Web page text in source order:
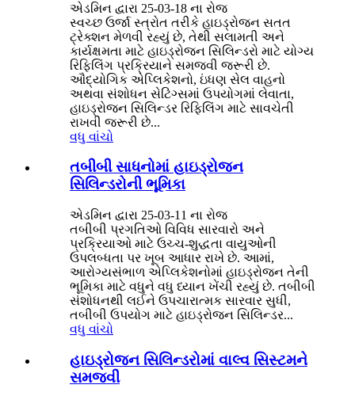
એડમિન દ્વારા 25-03-18 ના રોજ
સ્વચ્છ ઉર્જા સ્ત્રોત તરીકે હાઇડ્રોજન સતત
ટ્રેક્શન મેળવી રહ્યું છે, તેથી સલામતી અને
કાર્યક્ષમતા માટે હાઇડ્રોજન સિલિન્ડરો માટે યોગ્ય
રિફિલિંગ પ્રક્રિયાને સમજવી જરૂરી છે.
ઔદ્યોગિક એપ્લિકેશનો, ઇંધણ સેલ વાહનો
અથવા સંશોધન સેટિંગ્સમાં ઉપયોગમાં લેવાતા,
હાઇડ્રોજન સિલિન્ડર રિફિલિંગ માટે સાવચેતી
રાખવી જરૂરી છે...
વધુ વાંચો
તબીબી સાધનોમાં હાઇડ્રોજન
સિલિન્ડરોની ભૂમિકા
એડમિન દ્વારા 25-03-11 ના રોજ
તબીબી પ્રગતિઓ વિવિધ સારવારો અને
પ્રક્રિયાઓ માટે ઉચ્ચ-શુદ્ધતા વાયુઓની
ઉપલબ્ધતા પર ખૂબ આધાર રાખે છે. આમાં,
આરોગ્યસંભાળ એપ્લિકેશનોમાં હાઇડ્રોજન તેની
ભૂમિકા માટે વધુને વધુ ધ્યાન ખેંચી રહ્યું છે. તબીબી
સંશોધનથી લઈને ઉપચારાત્મક સારવાર સુધી,
તબીબી ઉપયોગ માટે હાઇડ્રોજન સિલિન્ડર...
વધુ વાંચો
હાઇડ્રોજન સિલિન્ડરોમાં વાલ્વ સિસ્ટમને
સમજવી